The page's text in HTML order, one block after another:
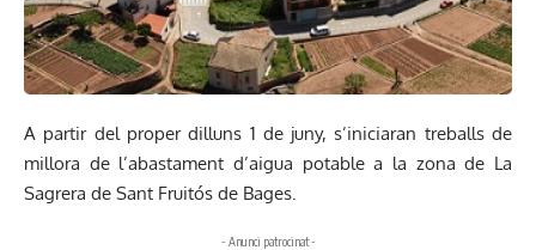
A partir del proper dilluns 1 de juny, s’iniciaran treballs de
millora de l’abastament d’aigua potable a la zona de La
Sagrera de Sant Fruitós de Bages.
- Anunci patrocinat -